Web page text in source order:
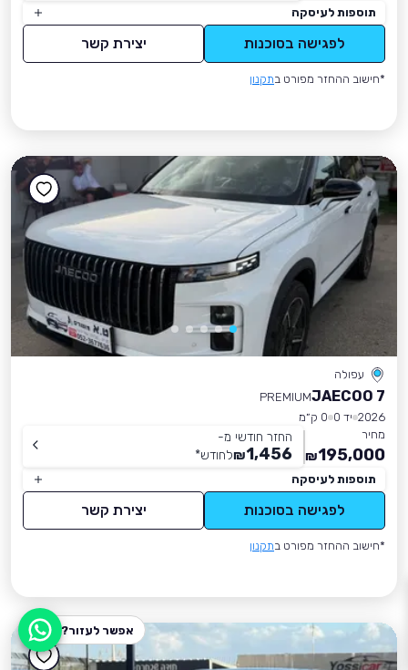
תוספות לעיסקה
לפגישה בסוכנות יצירת קשר
*חישוב ההחזר מפורט בתקנון
עפולה
JAECOO 7
PREMIUM
2026 יד 0
0 ק״מ
מחיר
195,000
₪
החזר חודשי מ-
1,456
₪לחודש*
תוספות לעיסקה
לפגישה בסוכנות יצירת קשר
*חישוב ההחזר מפורט בתקנון
אפשר לעזור?